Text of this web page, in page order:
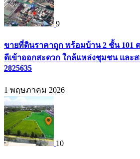
9
ขายที่ดินราคาถูก พร้อมบ้าน 2 ชั้น 101 ต
ดีเข้าออกสะดวก ใกล้แหล่งชุมชน และ
2825635
1 พฤษภาคม 2026
10